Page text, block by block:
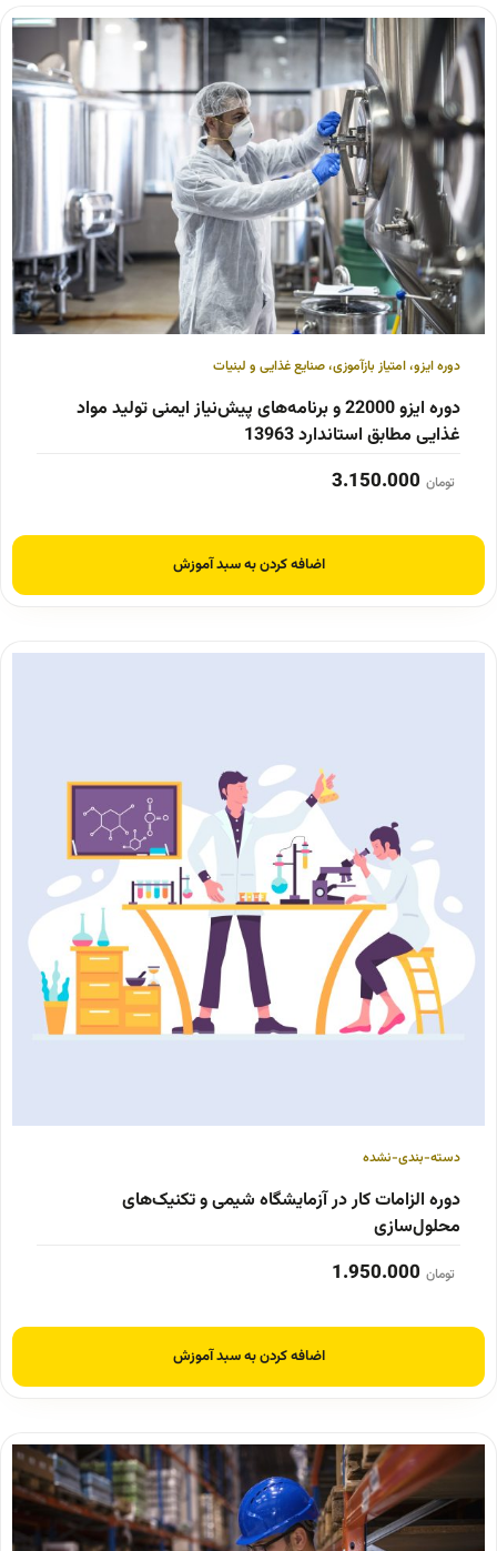
دوره ایزو،امتیاز بازآموزی،صنایع غذایی و لبنیات
دوره ایزو 22000 و برنامه‌های پیش‌نیاز ایمنی تولید مواد
غذایی مطابق استاندارد 13963
تومان 3.150.000
اضافه کردن به سبد آموزش
دسته-بندی-نشده
دوره الزامات کار در آزمایشگاه شیمی و تکنیک‌های
محلول‌سازی
تومان 1.950.000
اضافه کردن به سبد آموزش